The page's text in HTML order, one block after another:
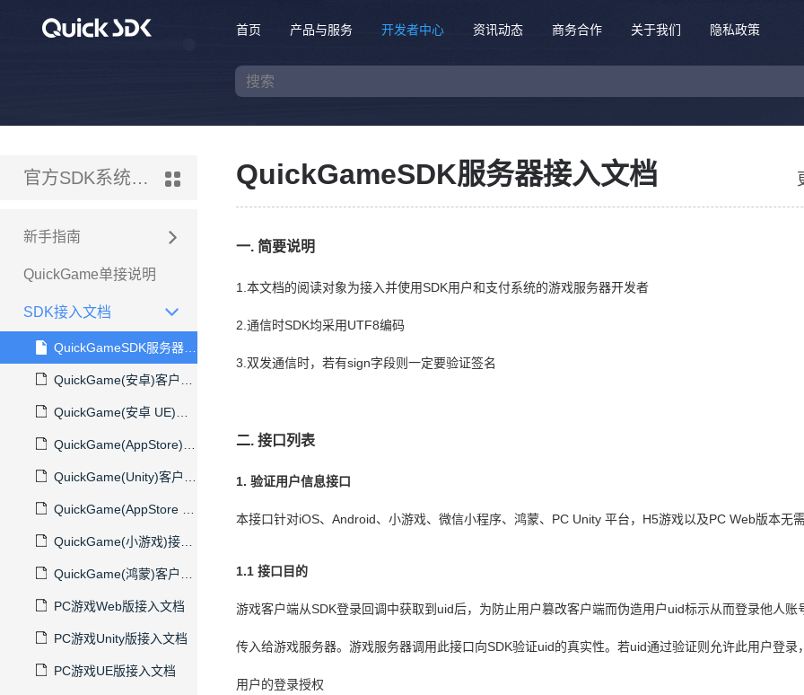
首页 产品与服务 开发者中心 资讯动态 商务合作 关于我们 隐私政策
官方SDK系统-国内版
新手指南
QuickGame单接说明
SDK接入文档
QuickGameSDK服务器接入文档
QuickGame(安卓)客户端接入文档
QuickGame(安卓 UE)客户端接入文档
QuickGame(AppStore)客户端接入文档
QuickGame(Unity)客户端接入文档
QuickGame(AppStore UE)客户端接入文档
QuickGame(小游戏)接入文档
QuickGame(鸿蒙)客户端接入文档
PC游戏Web版接入文档
PC游戏Unity版接入文档
PC游戏UE版接入文档
QuickGameSDK服务器接入文档
一. 简要说明
1.本文档的阅读对象为接入并使用SDK用户和支付系统的游戏服务器开发者
2.通信时SDK均采用UTF8编码
3.双发通信时，若有sign字段则一定要验证签名
二. 接口列表
1. 验证用户信息接口
本接口针对iOS、Android、小游戏、微信小程序、鸿蒙、PC Unity 平台，H5游戏以及PC Web版本无
1.1 接口目的
游戏客户端从SDK登录回调中获取到uid后，为防止用户篡改客户端而伪造用户uid标示从而登录他人账
传入给游戏服务器。游戏服务器调用此接口向SDK验证uid的真实性。若uid通过验证则允许此用户登录
用户的登录授权